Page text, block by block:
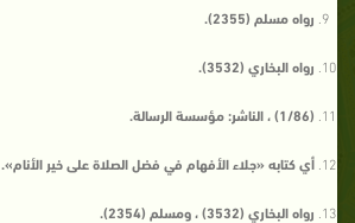
رواه مسلم (2355).
رواه البخاري (3532).
(1/86) ، الناشر: مؤسسة الرسالة.
أي كتابه «جلاء الأفهام في فضل الصلاة على خير الأنام».
رواه البخاري (3532) ، ومسلم (2354).